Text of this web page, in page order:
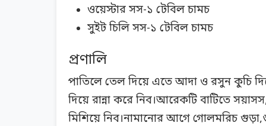
ওয়েস্টার সস-১ টেবিল চামচ
সুইট চিলি সস-১ টেবিল চামচ
প্রণালি
পাতিলে তেল দিয়ে এতে আদা ও রসুন কুচি
দিয়ে রান্না করে নিব।আরেকটি বাটিতে
মিশিয়ে নিব।নামানোর আগে গোলমরিচ